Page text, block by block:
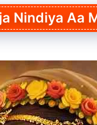
Nindiya Aa